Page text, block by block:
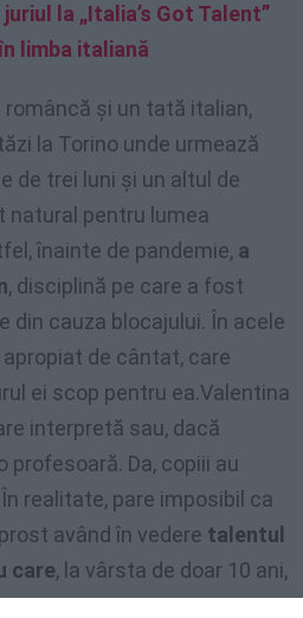
la „Italia’s Got Talent”
limba italiană
și un tată italian,
la Torino unde urmează
de trei luni și un altul de
natural pentru lumea
înainte de pandemie, a
, disciplină pe care a fost
din cauza blocajului. În acele
apropiat de cântat, care
ei scop pentru ea.Valentina
interpretă sau, dacă
profesoară. Da, copiii au
realitate, pare imposibil ca
având în vedere talentul
care, la vârsta de doar 10 ani,
Torino Cronaca.